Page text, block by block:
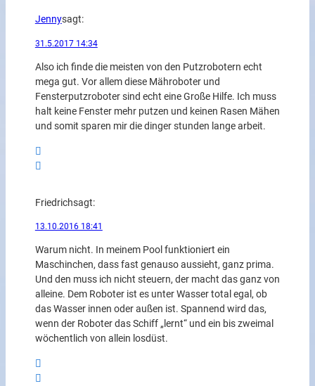
Jennysagt:
31.5.2017 14:34
Also ich finde die meisten von den Putzrobotern echt
mega gut. Vor allem diese Mähroboter und
Fensterputzroboter sind echt eine Große Hilfe. Ich muss
halt keine Fenster mehr putzen und keinen Rasen Mähen
und somit sparen mir die dinger stunden lange arbeit.
Friedrichsagt:
13.10.2016 18:41
Warum nicht. In meinem Pool funktioniert ein
Maschinchen, dass fast genauso aussieht, ganz prima.
Und den muss ich nicht steuern, der macht das ganz von
alleine. Dem Roboter ist es unter Wasser total egal, ob
das Wasser innen oder außen ist. Spannend wird das,
wenn der Roboter das Schiff „lernt“ und ein bis zweimal
wöchentlich von allein losdüst.